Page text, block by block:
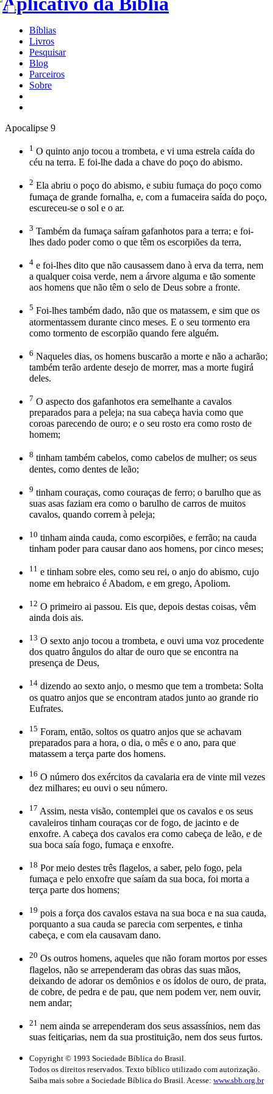
Bíblias
Livros
Pesquisar
Blog
Parceiros
Sobre
Apocalipse 9
1 O quinto anjo tocou a trombeta, e vi uma estrela caída do
céu na terra. E foi-lhe dada a chave do poço do abismo.
2 Ela abriu o poço do abismo, e subiu fumaça do poço como
fumaça de grande fornalha, e, com a fumaceira saída do poço,
escureceu-se o sol e o ar.
3 Também da fumaça saíram gafanhotos para a terra; e foi-
lhes dado poder como o que têm os escorpiões da terra,
4 e foi-lhes dito que não causassem dano à erva da terra, nem
a qualquer coisa verde, nem a árvore alguma e tão somente
aos homens que não têm o selo de Deus sobre a fronte.
5 Foi-lhes também dado, não que os matassem, e sim que os
atormentassem durante cinco meses. E o seu tormento era
como tormento de escorpião quando fere alguém.
6 Naqueles dias, os homens buscarão a morte e não a acharão;
também terão ardente desejo de morrer, mas a morte fugirá
deles.
7 O aspecto dos gafanhotos era semelhante a cavalos
preparados para a peleja; na sua cabeça havia como que
coroas parecendo de ouro; e o seu rosto era como rosto de
homem;
8 tinham também cabelos, como cabelos de mulher; os seus
dentes, como dentes de leão;
9 tinham couraças, como couraças de ferro; o barulho que as
suas asas faziam era como o barulho de carros de muitos
cavalos, quando correm à peleja;
10 tinham ainda cauda, como escorpiões, e ferrão; na cauda
tinham poder para causar dano aos homens, por cinco meses;
11 e tinham sobre eles, como seu rei, o anjo do abismo, cujo
nome em hebraico é Abadom, e em grego, Apoliom.
12 O primeiro ai passou. Eis que, depois destas coisas, vêm
ainda dois ais.
13 O sexto anjo tocou a trombeta, e ouvi uma voz procedente
dos quatro ângulos do altar de ouro que se encontra na
presença de Deus,
14 dizendo ao sexto anjo, o mesmo que tem a trombeta: Solta
os quatro anjos que se encontram atados junto ao grande rio
Eufrates.
15 Foram, então, soltos os quatro anjos que se achavam
preparados para a hora, o dia, o mês e o ano, para que
matassem a terça parte dos homens.
16 O número dos exércitos da cavalaria era de vinte mil vezes
dez milhares; eu ouvi o seu número.
17 Assim, nesta visão, contemplei que os cavalos e os seus
cavaleiros tinham couraças cor de fogo, de jacinto e de
enxofre. A cabeça dos cavalos era como cabeça de leão, e de
sua boca saía fogo, fumaça e enxofre.
18 Por meio destes três flagelos, a saber, pelo fogo, pela
fumaça e pelo enxofre que saíam da sua boca, foi morta a
terça parte dos homens;
19 pois a força dos cavalos estava na sua boca e na sua cauda,
porquanto a sua cauda se parecia com serpentes, e tinha
cabeça, e com ela causavam dano.
20 Os outros homens, aqueles que não foram mortos por esses
flagelos, não se arrependeram das obras das suas mãos,
deixando de adorar os demônios e os ídolos de ouro, de prata,
de cobre, de pedra e de pau, que nem podem ver, nem ouvir,
nem andar;
21 nem ainda se arrependeram dos seus assassínios, nem das
suas feitiçarias, nem da sua prostituição, nem dos seus furtos.
Copyright © 1993 Sociedade Bíblica do Brasil.
Todos os direitos reservados. Texto bíblico utilizado com autorização.
Saiba mais sobre a Sociedade Bíblica do Brasil. Acesse: www.sbb.org.br